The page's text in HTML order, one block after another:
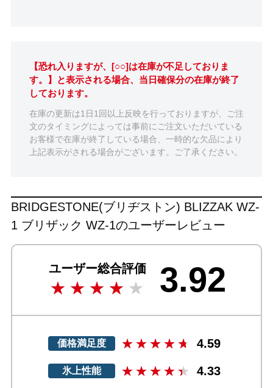
【恐れ入りますが、[○○]は在庫が不足しておりま
す。】と表示される場合、当日確保分の在庫が終了
しております。
在庫の更新は1日1回以上反映を行っておりますが、ご注
文のタイミングによっては事前にご注文いただいている
お客様で在庫が終了している場合、一時的な欠品により
上記表示がされる場合がございます。ご了承ください。
BRIDGESTONE(ブリヂストン) BLIZZAK WZ-
1 ブリザック WZ-1のユーザーレビュー
ユーザー総合評価 3.92
価格満足度 4.59
氷上性能 4.33